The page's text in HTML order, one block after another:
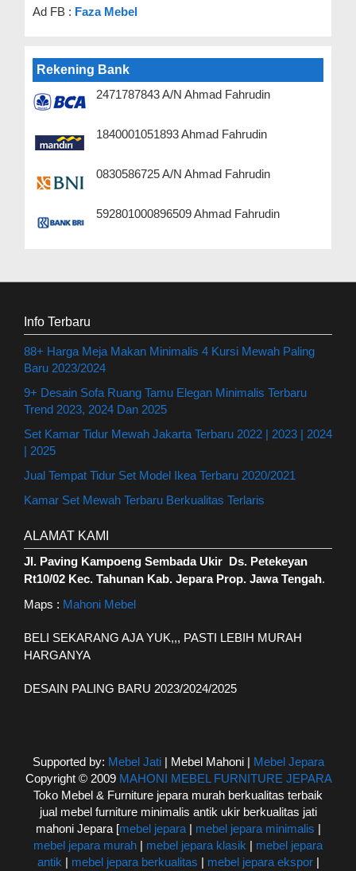
Ad FB : Faza Mebel
Rekening Bank
2471787843 A/N Ahmad Fahrudin
1840001051893 Ahmad Fahrudin
0830586725 A/N Ahmad Fahrudin
592801000896509 Ahmad Fahrudin
Info Terbaru
88+ Harga Meja Makan Minimalis 4 Kursi Mewah Paling
Baru 2023/2024
9+ Desain Sofa Ruang Tamu Elegan Minimalis Terbaru
Trend 2023, 2024 Dan 2025
Set Kamar Tidur Mewah Jakarta Terbaru 2022 | 2023 | 2024
| 2025
Jual Tempat Tidur Set Model Ikea Terbaru 2020/2021
Kamar Set Mewah Terbaru Berkualitas Terlaris
ALAMAT KAMI
Jl. Paving Kampoeng Sembada Ukir Ds. Petekeyan
Rt10/02 Kec. Tahunan Kab. Jepara Prop. Jawa Tengah.
Maps : Mahoni Mebel
BELI SEKARANG AJA YUK,,, PASTI LEBIH MURAH
HARGANYA
DESAIN PALING BARU 2023/2024/2025
Supported by: Mebel Jati| Mebel Mahoni | Mebel Jepara
Copyright © 2009 MAHONI MEBEL FURNITURE JEPARA
Toko Mebel & Furniture jepara murah berkualitas terbaik
jual mebel furniture minimalis antik ukir berkualitas jati
mahoni Jepara [mebel jepara| mebel jepara minimalis |
mebel jepara murah | mebel jepara klasik | mebel jepara
antik | mebel jepara berkualitas | mebel jepara ekspor|